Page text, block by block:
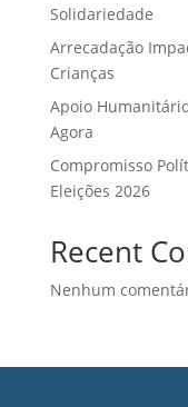
Solidariedade
Arrecadação
Crianças
Apoio
Agora
Compromisso
Eleições 2026
Recent
Nenhum